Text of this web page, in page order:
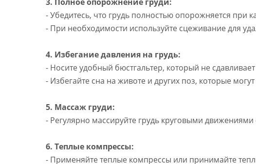
- Убедитесь, что грудь полностью опорожняется при
- При необходимости используйте сцеживание для
4. Избегание давления на грудь:
- Носите удобный бюстгальтер, который не сдавливает
- Избегайте сна на животе и других поз, которые
5. Массаж груди:
- Регулярно массируйте грудь круговыми
6. Теплые компрессы:
- Применяйте теплые компрессы или принимайте